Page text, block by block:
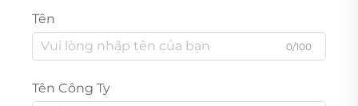
Tên
0/100
Tên Công Ty